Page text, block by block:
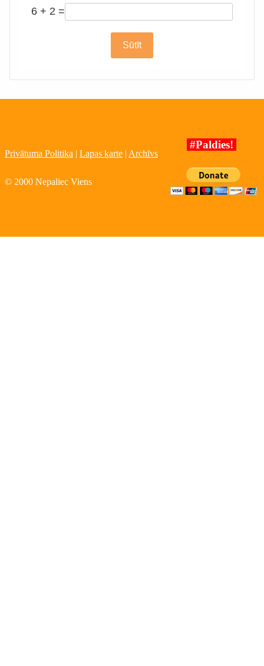
6 + 2 =
Sūtīt
Privātuma Politika | Lapas karte | Archīvs
© 2000 Nepaliec Viens
#Paldies!